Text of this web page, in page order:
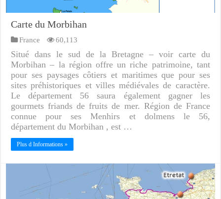
Carte du Morbihan
France 60,113
Situé dans le sud de la Bretagne – voir carte du
Morbihan – la région offre un riche patrimoine, tant
pour ses paysages côtiers et maritimes que pour ses
sites préhistoriques et villes médiévales de caractère.
Le département 56 saura également gagner les
gourmets friands de fruits de mer. Région de France
connue pour ses Menhirs et dolmens le 56,
département du Morbihan , est …
Plus d Informations »